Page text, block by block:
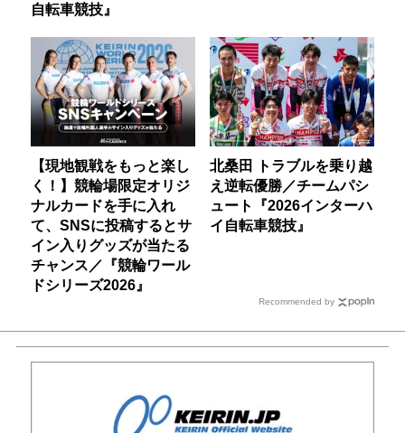
自転車競技』
【現地観戦をもっと楽し
く！】競輪場限定オリジ
ナルカードを手に入れ
て、SNSに投稿するとサ
イン入りグッズが当たる
チャンス／『競輪ワール
ドシリーズ2026』
北桑田 トラブルを乗り越
え逆転優勝／チームパシ
ュート『2026インターハ
イ自転車競技』
Recommended by